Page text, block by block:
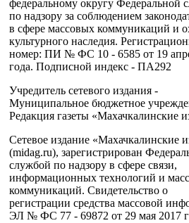
федеральному округу Федеральной
по надзору за соблюдением
в сфере массовых коммуникаций и
культурного наследия.
номер: ПИ № ФС 10 - 6585 от 19
года. Подписной индекс - ПА292
Учредитель сетевого издания -
Муниципальное бюджетное
Редакция газеты «Махачкалинские
Сетевое издание «Махачкалинские
(midag.ru), зарегистрирован
службой по надзору в сфере связи,
информационных технологий и
коммуникаций. Свидетельство о
регистрации средства массовой
ЭЛ № ФС 77 - 69872 от 29 мая 2017